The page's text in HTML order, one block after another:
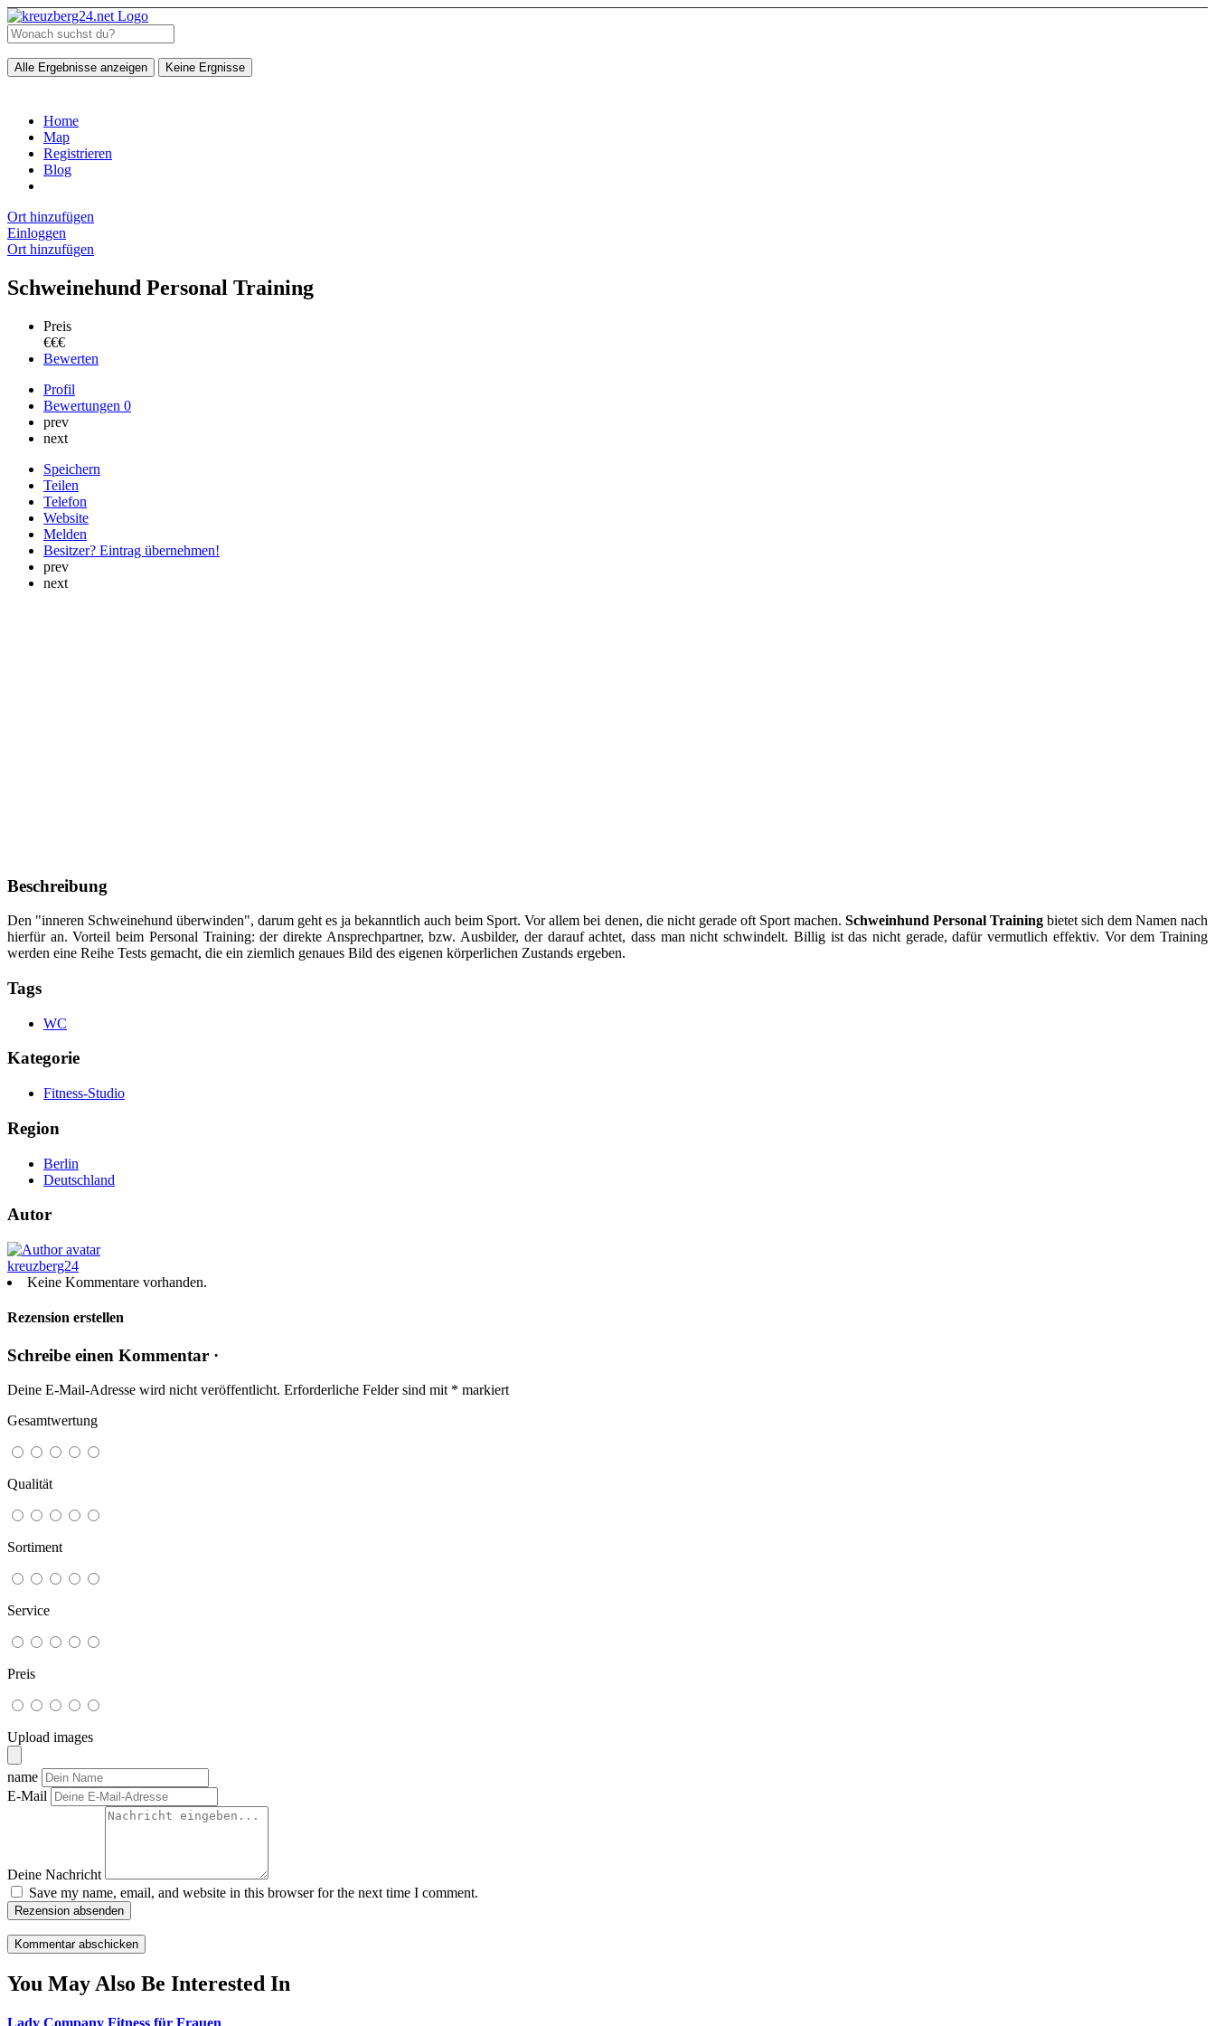
Alle Ergebnisse anzeigen Keine Ergnisse
Home
Map
Registrieren
Blog
Ort hinzufügen
Einloggen
Ort hinzufügen
Schweinehund Personal Training
Preis
€€€
Bewerten
Profil
Bewertungen 0
prev
next
Speichern
Teilen
Telefon
Website
Melden
Besitzer? Eintrag übernehmen!
prev
next
Beschreibung
Den "inneren Schweinehund überwinden", darum geht es ja bekanntlich auch beim Sport. Vor allem bei denen, die nicht gerade oft Sport machen. Schweinhund Personal Trainingbietet sich dem Namen nach
hierfür an. Vorteil beim Personal Training: der direkte Ansprechpartner, bzw. Ausbilder, der darauf achtet, dass man nicht schwindelt. Billig ist das nicht gerade, dafür vermutlich effektiv. Vor dem Training
werden eine Reihe Tests gemacht, die ein ziemlich genaues Bild des eigenen körperlichen Zustands ergeben.
Tags
WC
Kategorie
Fitness-Studio
Region
Berlin
Deutschland
Autor
kreuzberg24
Keine Kommentare vorhanden.
Rezension erstellen
Schreibe einen Kommentar ·
Deine E-Mail-Adresse wird nicht veröffentlicht. Erforderliche Felder sind mit * markiert
Gesamtwertung
Qualität
Sortiment
Service
Preis
Upload images
name
E-Mail
Deine Nachricht
Save my name, email, and website in this browser for the next time I comment.
Rezension absenden
You May Also Be Interested In